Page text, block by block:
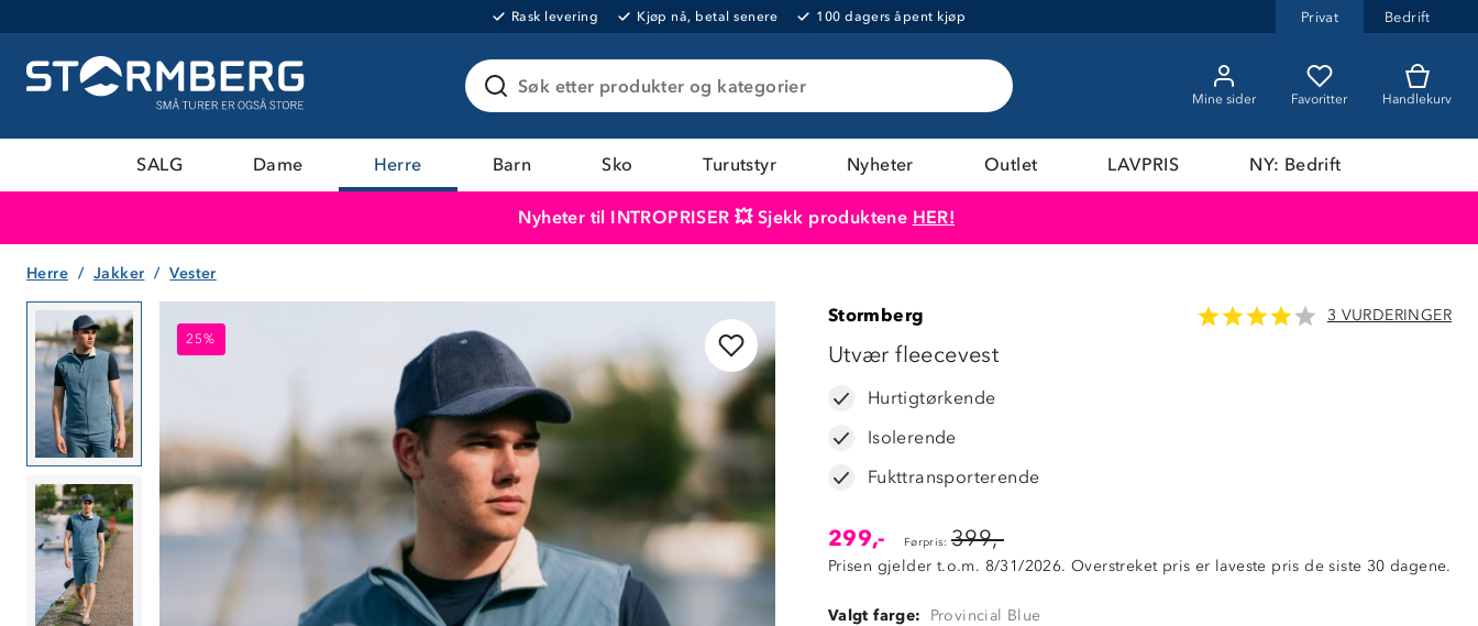
Rask levering Kjøp nå, betal senere 100 dagers åpent kjøp Privat Bedrift
Søk etter produkter og kategorier
Mine sider Favoritter Handlekurv
SALG Dame Herre Barn Sko Turutstyr Nyheter Outlet LAVPRIS NY: Bedrift
Nyheter til INTROPRISER 💥 Sjekk produktene HER!
Herre Jakker Vester
25%
25%
Stormberg 3 VURDERINGER
Utvær fleecevest
Hurtigtørkende
Isolerende
Fukttransporterende
299,- Førpris: 399,-
Prisen gjelder t.o.m. 8/31/2026. Overstreket pris er laveste pris de siste 30 dagene.
Valgt farge: Provincial Blue